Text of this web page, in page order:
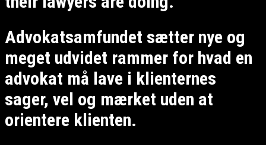
Advokatsamfundet sætter nye og
meget udvidet rammer for hvad en
advokat må lave i klienternes
sager, vel og mærket uden at
orientere klienten.